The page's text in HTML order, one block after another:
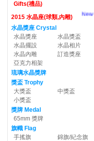
Gifts(禮品)
2015 水晶座(球類,內雕)
New
水晶獎座 Crystal
水晶獎座
水晶獎盃
水晶擺設
水晶相片
水晶內雕
訂造獎座
亞克力相架
琉璃水晶獎牌
獎盃 Trophy
大獎盃
中獎盃
小獎盃
獎牌 Medal
65mm 獎牌
旗幟 Flag
手搖旗
錦旗/紀念旗